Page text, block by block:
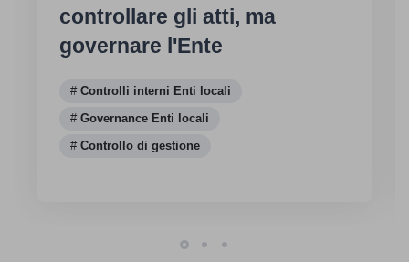
controllare gli atti, ma
governare l'Ente
Controlli interni Enti locali
Governance Enti locali
Controllo di gestione